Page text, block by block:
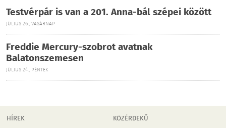
Testvérpár is van a 201. Anna-bál szépei között
JÚLIUS 26., VASÁRNAP
Freddie Mercury-szobrot avatnak
Balatonszemesen
JÚLIUS 24., PÉNTEK
HÍREK
KÖZÉRDEKŰ